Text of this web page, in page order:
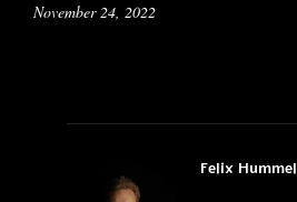
November 24, 2022
Felix Hummel